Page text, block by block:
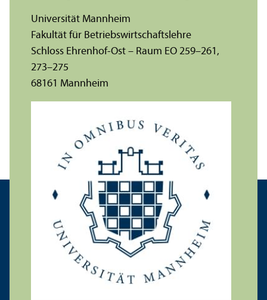
Universität Mannheim
Fakultät für Betriebs­wirtschafts­lehre
Schloss Ehrenhof-Ost – Raum EO 259–261,
273–275
68161 Mannheim